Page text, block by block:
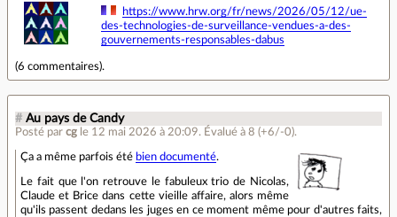
https://www.hrw.org/fr/news/2026/05/12/ue-
des-technologies-de-surveillance-vendues-a-des-
gouvernements-responsables-dabus
(6 commentaires).
# Au pays de Candy
Posté par cg le 12 mai 2026 à 20:09. Évalué à 8 (+6/-0).
Ça a même parfois été bien documenté.
Le fait que l'on retrouve le fabuleux trio de Nicolas,
Claude et Brice dans cette vieille affaire, alors même
qu'ils passent dedans les juges en ce moment même pour d'autres faits,